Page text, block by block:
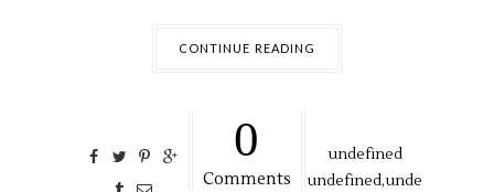
CONTINUE READING
0
Comments
undefined
undefined,unde